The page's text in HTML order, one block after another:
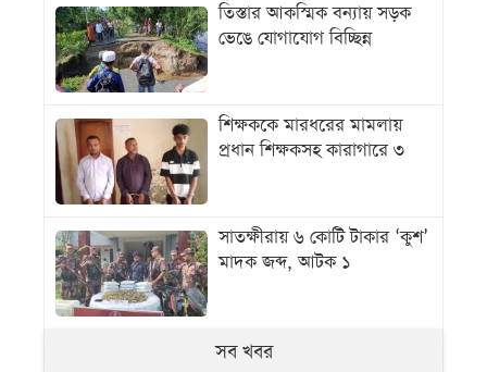
তিস্তার আকস্মিক বন্যায় সড়ক
ভেঙে যোগাযোগ বিচ্ছিন্ন
শিক্ষককে মারধরের মামলায়
প্রধান শিক্ষকসহ কারাগারে ৩
সাতক্ষীরায় ৬ কোটি টাকার ‘কুশ’
মাদক জব্দ, আটক ১
সব খবর